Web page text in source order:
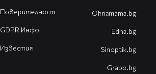
Поверителност
GDPR Инфо
Известия
Оhnamama.bg
Edna.bg
Sinoptik.bg
Grabo.bg